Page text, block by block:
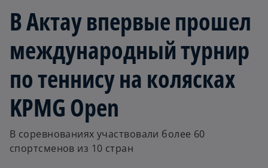
В Актау впервые прошел
международный турнир
по теннису на колясках
KPMG Open
В соревнованиях участвовали более 60
спортсменов из 10 стран